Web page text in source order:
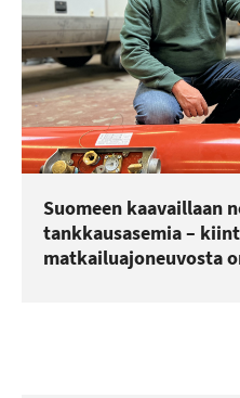
Suomeen kaavaillaan
tankkausasemia –
matkailuajoneuvosta